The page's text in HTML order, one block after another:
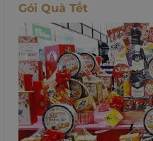
Gói Quà Tết